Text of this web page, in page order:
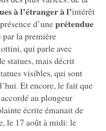
à l’étranger à l’intérêt
d’uneprétendue
la première
qui parle avec
statues, mais décrit
visibles, qui sont
Et encore, le fait que
au plongeur
écrite émanait de
le 17 août à midi: le